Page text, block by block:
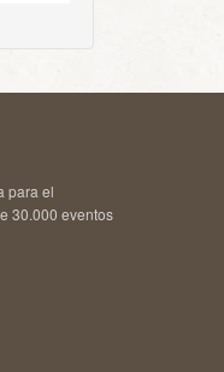
para el
30.000 eventos